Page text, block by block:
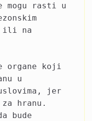
mogu rasti u
ili na
organe koji
u
jer
hranu.
bude